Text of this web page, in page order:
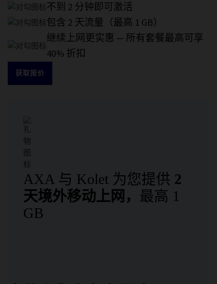
不到 2 分钟即可激活
包含 2 天流量（最高 1 GB）
继续上网更实惠 — 所有套餐最高可享
40% 折扣
获取报价
AXA 与 Kolet 为您提供 2
天境外移动上网， 最高 1
GB